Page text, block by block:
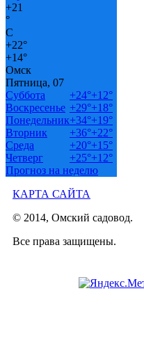
+21
°
C
+22°
+14°
Омск
Пятница, 07
Суббота
+24°+12°
Воскресенье +29°+18°
Понедельник+34°+19°
Вторник
+36°+22°
Среда
+20°+15°
Четверг
+25°+12°
Прогноз на неделю
КАРТА САЙТА
© 2014, Омский садовод.
Все права защищены.